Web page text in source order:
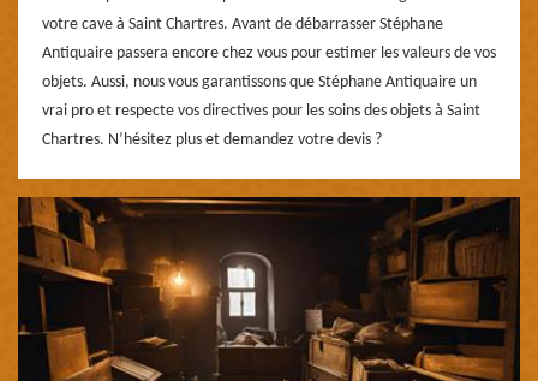
votre cave à Saint Chartres. Avant de débarrasser Stéphane
Antiquaire passera encore chez vous pour estimer les valeurs de vos
objets. Aussi, nous vous garantissons que Stéphane Antiquaire un
vrai pro et respecte vos directives pour les soins des objets à Saint
Chartres. N’hésitez plus et demandez votre devis ?